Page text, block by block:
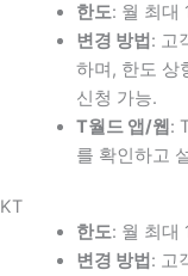
한도: 월 최대
변경 방법 : 고
하며, 한도 상
신청 가능.
T월드 앱/웹 :
를 확인하고
KT
한도: 월 최대
변경 방법 : 고